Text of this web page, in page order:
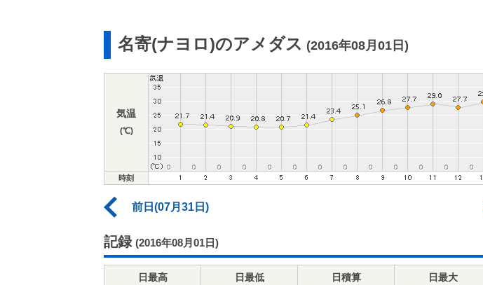
名寄(ナヨロ)のアメダス (2016年08月01日)
気温
(℃)
時刻
前日(07月31日)
記録 (2016年08月01日)
日最高
日最低
日積算
日最大